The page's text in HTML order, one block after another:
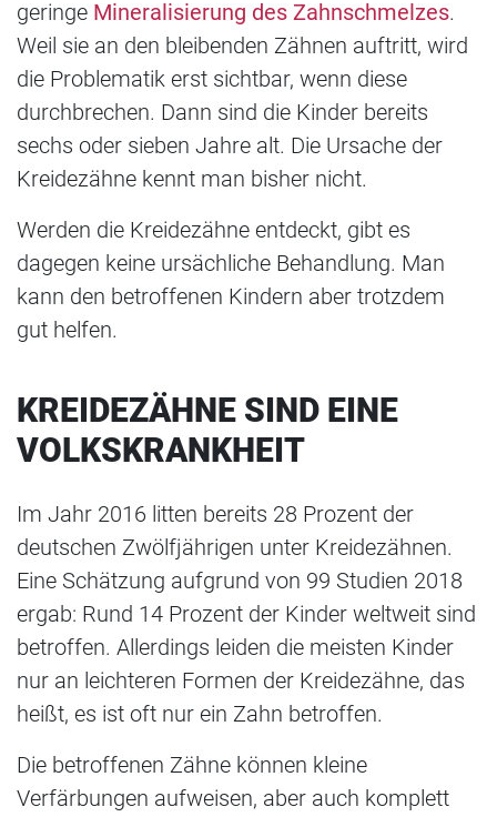
geringe Mineralisierung des Zahnschmelzes.
Weil sie an den bleibenden Zähnen auftritt, wird
die Problematik erst sichtbar, wenn diese
durchbrechen. Dann sind die Kinder bereits
sechs oder sieben Jahre alt. Die Ursache der
Kreidezähne kennt man bisher nicht.
Werden die Kreidezähne entdeckt, gibt es
dagegen keine ursächliche Behandlung. Man
kann den betroffenen Kindern aber trotzdem
gut helfen.
KREIDEZÄHNE SIND EINE
VOLKSKRANKHEIT
Im Jahr 2016 litten bereits 28 Prozent der
deutschen Zwölfjährigen unter Kreidezähnen.
Eine Schätzung aufgrund von 99 Studien 2018
ergab: Rund 14 Prozent der Kinder weltweit sind
betroffen. Allerdings leiden die meisten Kinder
nur an leichteren Formen der Kreidezähne, das
heißt, es ist oft nur ein Zahn betroffen.
Die betroffenen Zähne können kleine
Verfärbungen aufweisen, aber auch komplett